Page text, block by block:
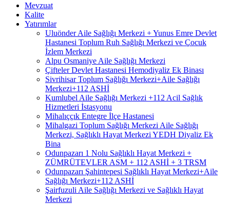
Mevzuat
Kalite
Yatırımlar
Uluönder Aile Sağlığı Merkezi + Yunus Emre Devlet
Hastanesi Toplum Ruh Sağlığı Merkezi ve Çocuk
İzlem Merkezi
Alpu Osmaniye Aile Sağlığı Merkezi
Çifteler Devlet Hastanesi Hemodiyaliz Ek Binası
Sivrihisar Toplum Sağlığı Merkezi+Aile Sağlığı
Merkezi+112 ASHİ
Kumlubel Aile Sağlığı Merkezi +112 Acil Sağlık
Hizmetleri İstasyonu
Mihalıççık Entegre İlçe Hastanesi
Mihalgazi Toplum Sağlığı Merkezi Aile Sağlığı
Merkezi, Sağlıklı Hayat Merkezi YEDH Diyaliz Ek
Bina
Odunpazarı 1 Nolu Sağlıklı Hayat Merkezi +
ZÜMRÜTEVLER ASM + 112 ASHİ + 3 TRSM
Odunpazarı Şahintepesi Sağlıklı Hayat Merkezi+Aile
Sağlığı Merkezi+112 ASHİ
Şairfuzuli Aile Sağlığı Merkezi ve Sağlıklı Hayat
Merkezi